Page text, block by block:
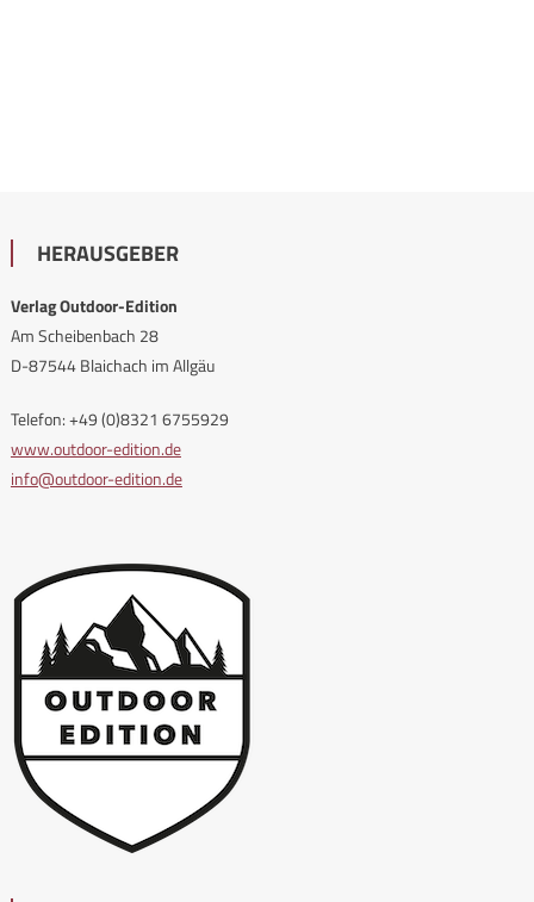
HERAUSGEBER
Verlag Outdoor-Edition
Am Scheibenbach 28
D-87544 Blaichach im Allgäu
Telefon: +49 (0)8321 6755929
www.outdoor-edition.de
info@outdoor-edition.de